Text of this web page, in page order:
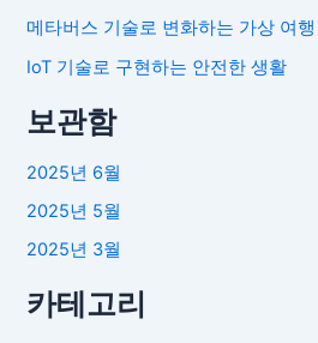
메타버스 기술로 변화하는 가상 여행
IoT 기술로 구현하는 안전한 생활
보관함
2025년 6월
2025년 5월
2025년 3월
카테고리